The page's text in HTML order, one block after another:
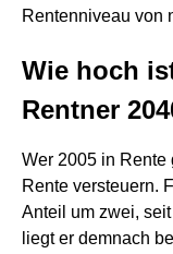
Rentenniveau von
Wie hoch
Rentner
Wer 2005 in Rente
Rente versteuern.
Anteil um zwei,
liegt er demnach